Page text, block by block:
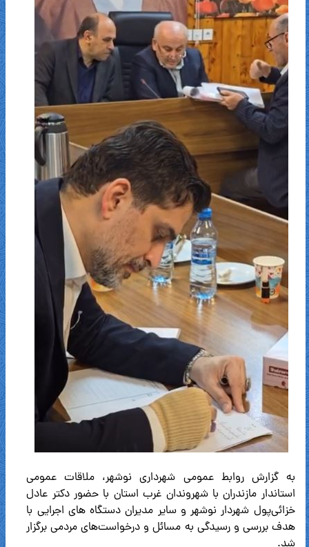
به گزارش روابط عمومی شهرداری نوشهر، ملاقات عمومی
استاندار مازندران با شهروندان غرب استان با حضور دکتر عادل
خزائی‌پول شهردار نوشهر و سایر مدیران دستگاه های اجرایی با
هدف بررسی و رسیدگی به مسائل و درخواست‌های مردمی برگزار